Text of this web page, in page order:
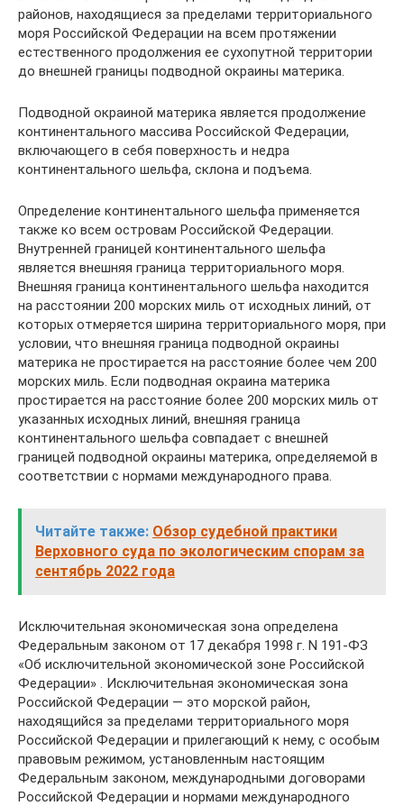
районов, находящиеся за пределами территориального
моря Российской Федерации на всем протяжении
естественного продолжения ее сухопутной территории
до внешней границы подводной окраины материка.
Подводной окраиной материка является продолжение
континентального массива Российской Федерации,
включающего в себя поверхность и недра
континентального шельфа, склона и подъема.
Определение континентального шельфа применяется
также ко всем островам Российской Федерации.
Внутренней границей континентального шельфа
является внешняя граница территориального моря.
Внешняя граница континентального шельфа находится
на расстоянии 200 морских миль от исходных линий, от
которых отмеряется ширина территориального моря, при
условии, что внешняя граница подводной окраины
материка не простирается на расстояние более чем 200
морских миль. Если подводная окраина материка
простирается на расстояние более 200 морских миль от
указанных исходных линий, внешняя граница
континентального шельфа совпадает с внешней
границей подводной окраины материка, определяемой в
соответствии с нормами международного права.
Читайте также: Обзор судебной практики
Верховного суда по экологическим спорам за
сентябрь 2022 года
Исключительная экономическая зона определена
Федеральным законом от 17 декабря 1998 г. N 191-ФЗ
«Об исключительной экономической зоне Российской
Федерации» . Исключительная экономическая зона
Российской Федерации — это морской район,
находящийся за пределами территориального моря
Российской Федерации и прилегающий к нему, с особым
правовым режимом, установленным настоящим
Федеральным законом, международными договорами
Российской Федерации и нормами международного